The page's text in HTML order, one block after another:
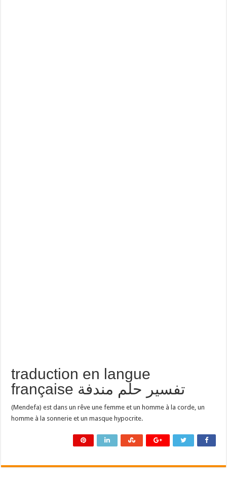
traduction en langue
française تفسير حلم مندفة
(Mendefa) est dans un rêve une femme et un homme à la corde, un
homme à la sonnerie et un masque hypocrite.